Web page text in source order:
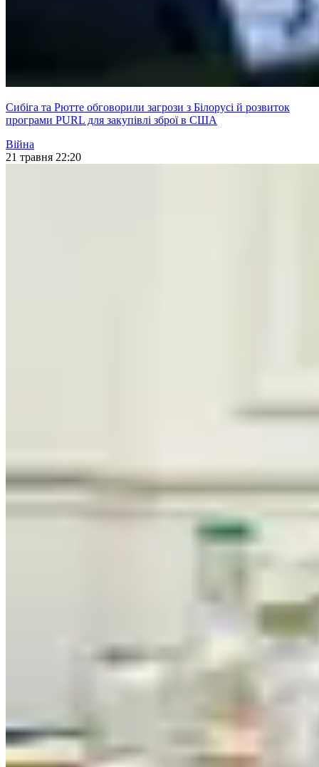
Сибіга та Рютте обговорили загрози з Білорусі й розвиток
програми PURL для закупівлі зброї в США
Війна
21 травня 22:20